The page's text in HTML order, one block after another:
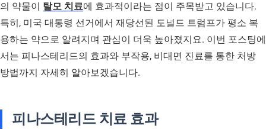
의 약물이 탈모 치료에 효과적이라는 점이 주목받고 있습니다.
특히, 미국 대통령 선거에서 재당선된 도널드 트럼프가 평소 복
용하는 약으로 알려지며 관심이 더욱 높아졌지요. 이번 포스팅에
서는 피나스테리드의 효과와 부작용, 비대면 진료를 통한 처방
방법까지 자세히 알아보겠습니다.
피나스테리드 치료 효과